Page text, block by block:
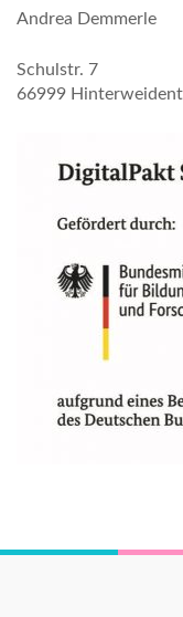
Andrea Demmerle
Schulstr. 7
66999